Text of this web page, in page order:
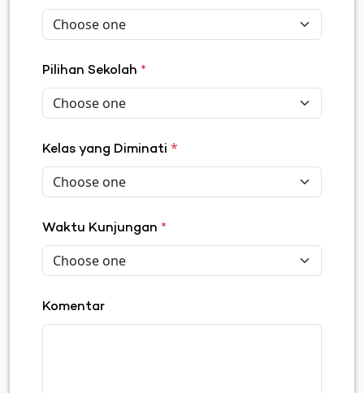
Pilihan Sekolah *
Kelas yang Diminati *
Waktu Kunjungan *
Komentar